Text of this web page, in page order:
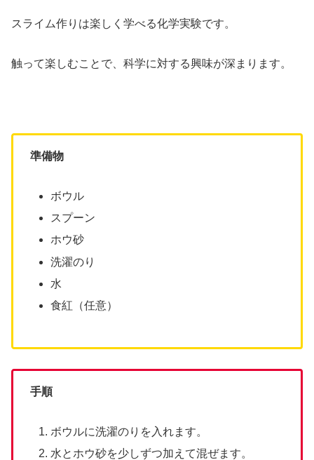
スライム作りは楽しく学べる化学実験です。
触って楽しむことで、科学に対する興味が深まります。
準備物
ボウル
スプーン
ホウ砂
洗濯のり
水
食紅（任意）
手順
ボウルに洗濯のりを入れます。
水とホウ砂を少しずつ加えて混ぜます。